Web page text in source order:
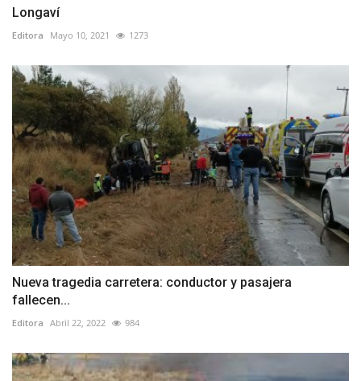
Longaví
Editora Mayo 10, 2021 1273
Nueva tragedia carretera: conductor y pasajera
fallecen...
Editora Abril 22, 2022 984